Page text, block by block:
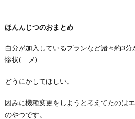
ほんんじつのおまとめ
自分が加入しているプランなど諸々約3
惨状(-_-メ)
どうにかしてほしい。
因みに機種変更をしようと考えてたのは
のやつです。